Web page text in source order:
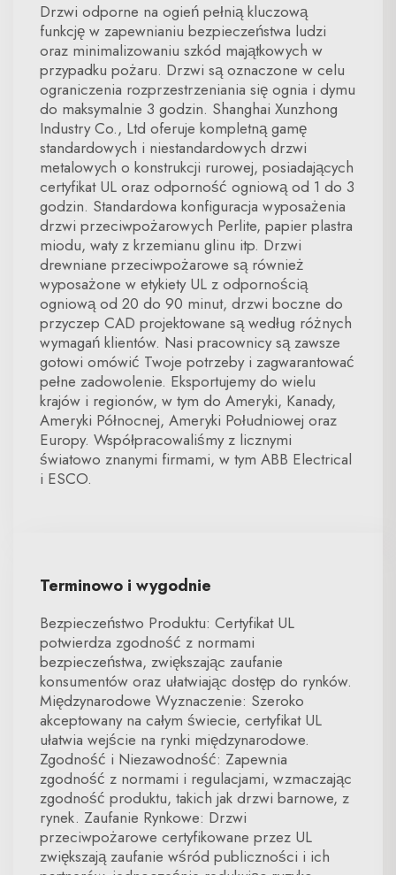
Drzwi odporne na ogień pełnią kluczową
funkcję w zapewnianiu bezpieczeństwa ludzi
oraz minimalizowaniu szkód majątkowych w
przypadku pożaru. Drzwi są oznaczone w celu
ograniczenia rozprzestrzeniania się ognia i dymu
do maksymalnie 3 godzin. Shanghai Xunzhong
Industry Co., Ltd oferuje kompletną gamę
standardowych i niestandardowych drzwi
metalowych o konstrukcji rurowej, posiadających
certyfikat UL oraz odporność ogniową od 1 do 3
godzin. Standardowa konfiguracja wyposażenia
drzwi przeciwpożarowych Perlite, papier plastra
miodu, waty z krzemianu glinu itp. Drzwi
drewniane przeciwpożarowe są również
wyposażone w etykiety UL z odpornością
ogniową od 20 do 90 minut, drzwi boczne do
przyczep CAD projektowane są według różnych
wymagań klientów. Nasi pracownicy są zawsze
gotowi omówić Twoje potrzeby i zagwarantować
pełne zadowolenie. Eksportujemy do wielu
krajów i regionów, w tym do Ameryki, Kanady,
Ameryki Północnej, Ameryki Południowej oraz
Europy. Współpracowaliśmy z licznymi
światowo znanymi firmami, w tym ABB Electrical
i ESCO.
Terminowo i wygodnie
Bezpieczeństwo Produktu: Certyfikat UL
potwierdza zgodność z normami
bezpieczeństwa, zwiększając zaufanie
konsumentów oraz ułatwiając dostęp do rynków.
Międzynarodowe Wyznaczenie: Szeroko
akceptowany na całym świecie, certyfikat UL
ułatwia wejście na rynki międzynarodowe.
Zgodność i Niezawodność: Zapewnia
zgodność z normami i regulacjami, wzmaczając
zgodność produktu, takich jak drzwi barnowe, z
rynek. Zaufanie Rynkowe: Drzwi
przeciwpożarowe certyfikowane przez UL
zwiększają zaufanie wśród publiczności i ich